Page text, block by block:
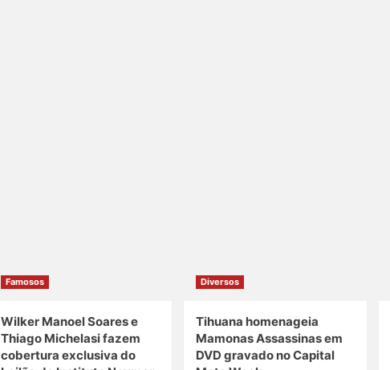
Famosos
Wilker Manoel Soares e
Thiago Michelasi fazem
cobertura exclusiva do
Diversos
Tihuana homenageia
Mamonas Assassinas em
DVD gravado no Capital